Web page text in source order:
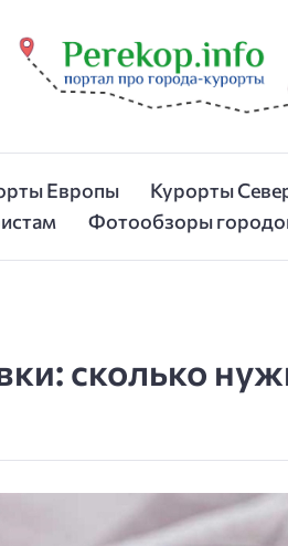
Европы Курорты
Фотообзоры
сколько